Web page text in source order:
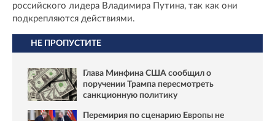
российского лидера Владимира Путина, так как они
подкрепляются действиями.
НЕ ПРОПУСТИТЕ
Глава Минфина США сообщил о
поручении Трампа пересмотреть
санкционную политику
Перемирия по сценарию Европы не